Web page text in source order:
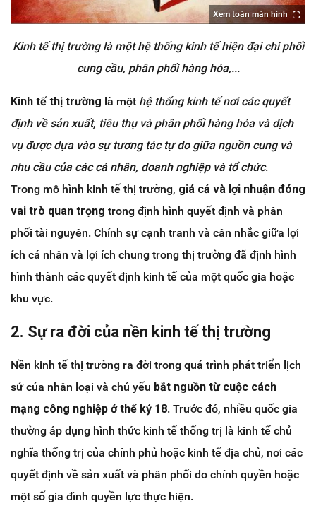
Xem toàn màn hình
Kinh tế thị trường là một hệ thống kinh tế hiện đại chi phối
cung cầu, phân phối hàng hóa,...
Kinh tế thị trường là một hệ thống kinh tế nơi các quyết
định về sản xuất, tiêu thụ và phân phối hàng hóa và dịch
vụ được dựa vào sự tương tác tự do giữa nguồn cung và
nhu cầu của các cá nhân, doanh nghiệp và tổ chức.
Trong mô hình kinh tế thị trường, giá cả và lợi nhuận đóng
vai trò quan trọng trong định hình quyết định và phân
phối tài nguyên. Chính sự cạnh tranh và cân nhắc giữa lợi
ích cá nhân và lợi ích chung trong thị trường đã định hình
hình thành các quyết định kinh tế của một quốc gia hoặc
khu vực.
2. Sự ra đời của nền kinh tế thị trường
Nền kinh tế thị trường ra đời trong quá trình phát triển lịch
sử của nhân loại và chủ yếu bắt nguồn từ cuộc cách
mạng công nghiệp ở thế kỷ 18. Trước đó, nhiều quốc gia
thường áp dụng hình thức kinh tế thống trị là kinh tế chủ
nghĩa thống trị của chính phủ hoặc kinh tế địa chủ, nơi các
quyết định về sản xuất và phân phối do chính quyền hoặc
một số gia đình quyền lực thực hiện.